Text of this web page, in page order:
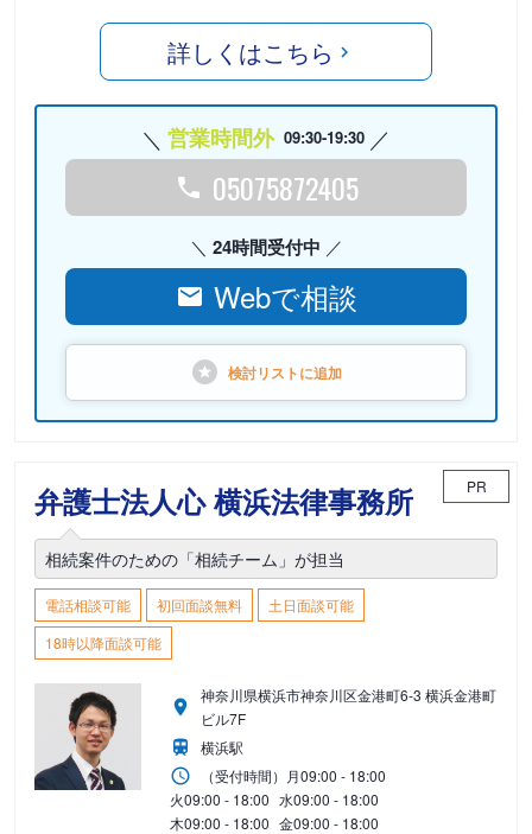
詳しくはこちら
営業時間外 09:30-19:30
05075872405
24時間受付中
Webで相談
検討リストに追加
弁護士法人心 横浜法律事務所 PR
相続案件のための「相続チーム」が担当
電話相談可能 初回面談無料
土日面談可能
18時以降面談可能
神奈川県横浜市神奈川区金港町6-3 横浜金港町
ビル7F
横浜駅
（受付時間） 月09:00 - 18:00
火09:00 - 18:00 水09:00 - 18:00
木09:00 - 18:00 金09:00 - 18:00